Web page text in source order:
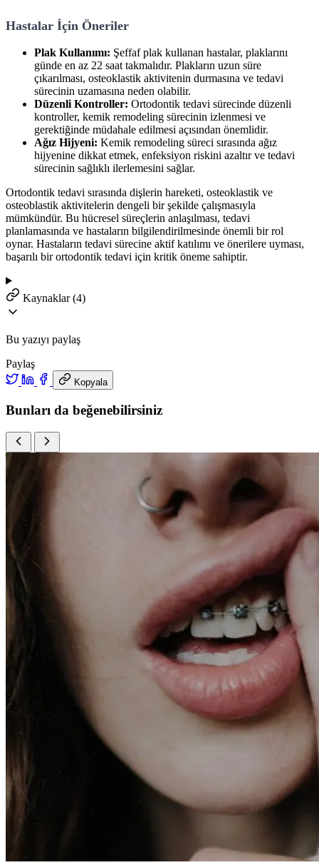
Hastalar İçin Öneriler
Plak Kullanımı: Şeffaf plak kullanan hastalar, plaklarını
günde en az 22 saat takmalıdır. Plakların uzun süre
çıkarılması, osteoklastik aktivitenin durmasına ve tedavi
sürecinin uzamasına neden olabilir.
Düzenli Kontroller: Ortodontik tedavi sürecinde düzenli
kontroller, kemik remodeling sürecinin izlenmesi ve
gerektiğinde müdahale edilmesi açısından önemlidir.
Ağız Hijyeni: Kemik remodeling süreci sırasında ağız
hijyenine dikkat etmek, enfeksiyon riskini azaltır ve tedavi
sürecinin sağlıklı ilerlemesini sağlar.
Ortodontik tedavi sırasında dişlerin hareketi, osteoklastik ve
osteoblastik aktivitelerin dengeli bir şekilde çalışmasıyla
mümkündür. Bu hücresel süreçlerin anlaşılması, tedavi
planlamasında ve hastaların bilgilendirilmesinde önemli bir rol
oynar. Hastaların tedavi sürecine aktif katılımı ve önerilere uyması,
başarılı bir ortodontik tedavi için kritik öneme sahiptir.
Kaynaklar (4)
Bu yazıyı paylaş
Paylaş
Kopyala
Bunları da beğenebilirsiniz